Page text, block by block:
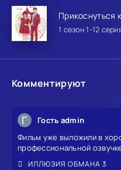
Прикоснуться
1 сезон 1-12
Комментируют
Г Гость admin
Фильм уже выложили в
профессиональной
ИЛЛЮЗИЯ ОБМАНА 3